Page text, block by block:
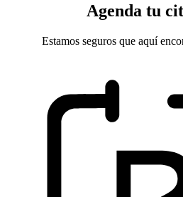
Agenda tu
Estamos seguros que aquí